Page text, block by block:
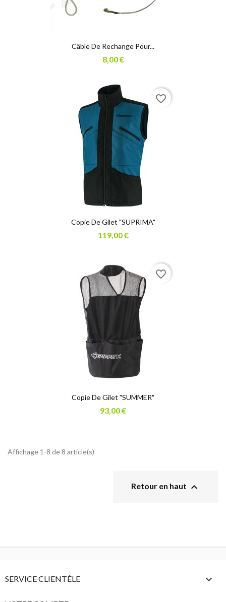
Câble De Rechange Pour...
8,00 €
Copie De Gilet "SUPRIMA"
119,00 €
favorite_border
Copie De Gilet "SUMMER"
93,00 €
favorite_border
Affichage 1-8 de 8 article(s)
Retour en haut 
SERVICE CLIENTÈLE 